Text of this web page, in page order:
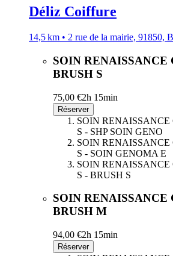
Déliz Coiffure
14,5 km • 2 rue de la mairie, 91850,
SOIN RENAISSANCE
BRUSH S
75,00 €2h 15min
Réserver
SOIN
S - SHP SOIN GENO
SOIN
S - SOIN GENOMA E
SOIN
S - BRUSH S
SOIN RENAISSANCE
BRUSH M
94,00 €2h 15min
Réserver